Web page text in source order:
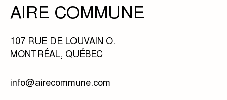
AIRE COMMUNE
107 RUE DE LOUVAIN O.
MONTRÉAL, QUÉBEC
info@airecommune.com